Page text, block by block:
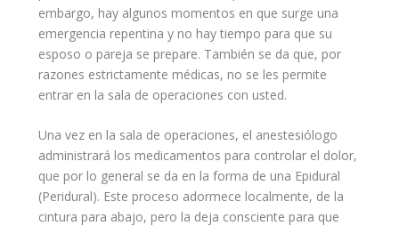
embargo, hay algunos momentos en que surge una
emergencia repentina y no hay tiempo para que su
esposo o pareja se prepare. También se da que, por
razones estrictamente médicas, no se les permite
entrar en la sala de operaciones con usted.
Una vez en la sala de operaciones, el anestesiólogo
administrará los medicamentos para controlar el dolor,
que por lo general se da en la forma de una Epidural
(Peridural). Este proceso adormece localmente, de la
cintura para abajo, pero la deja consciente para que